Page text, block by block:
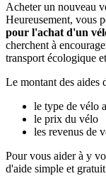
Acheter un nouveau
Heureusement, vous
pour l'achat d'un
cherchent à
transport écologique
Le montant des aides
le type de vélo
le prix du vélo
les revenus de
Pour vous aider à y
d'aide simple et